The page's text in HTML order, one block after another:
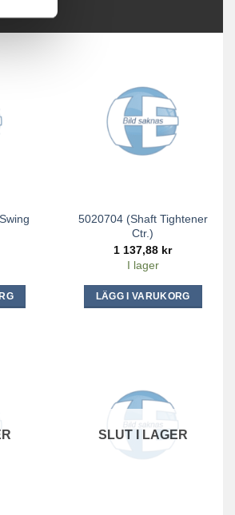
5020704 (Shaft Tightener
Ctr.)
1 137,88 kr
I lager
LÄGG I VARUKORG
SLUT I LAGER